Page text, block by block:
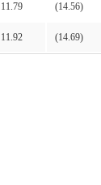
11.79 (14.56)
11.92 (14.69)